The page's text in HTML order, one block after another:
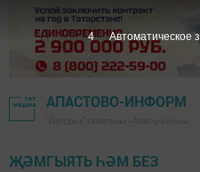
АПАСТОВО-ИНФОРМ
ҖӘМГЫЯТЬ ҺӘМ БЕЗ
3 Автоматическое